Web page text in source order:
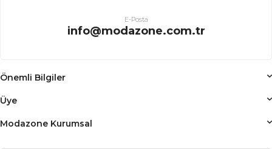
E-Posta
info@modazone.com.tr
Önemli Bilgiler
Üye
Modazone Kurumsal